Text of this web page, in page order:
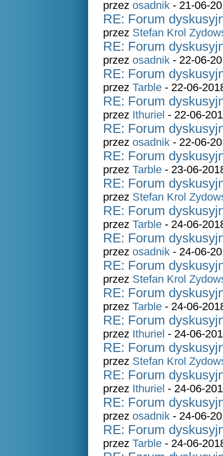
przez osadnik - 21-06-
RE: Forum
przez Stefan Krol
RE: Forum
przez osadnik - 22-06-
RE: Forum
przez Tarble - 22-06-
RE: Forum
przez Ithuriel - 22-06-
RE: Forum
przez osadnik - 22-06-
RE: Forum
przez Tarble - 23-06-
RE: Forum
przez Stefan Krol
RE: Forum
przez Tarble - 24-06-
RE: Forum
przez osadnik - 24-06-
RE: Forum
przez Stefan Krol
RE: Forum
przez Tarble - 24-06-
RE: Forum
przez Ithuriel - 24-06-
RE: Forum
przez Stefan Krol
RE: Forum
przez Ithuriel - 24-06-
RE: Forum
przez osadnik - 24-06-
RE: Forum
przez Tarble - 24-06-